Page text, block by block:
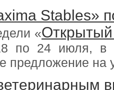
Stables»
«
по 24 июля, в
предложение на